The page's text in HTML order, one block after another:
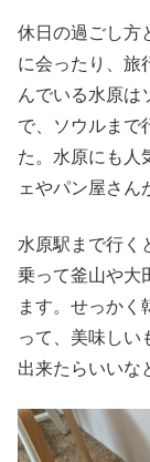
休日の過ごし方
に会ったり、旅
んでいる水原は
で、ソウルまで
た。水原にも人
ェやパン屋さん
水原駅まで行く
乗って釜山や大
ます。せっかく
って、美味しい
出来たらいいな